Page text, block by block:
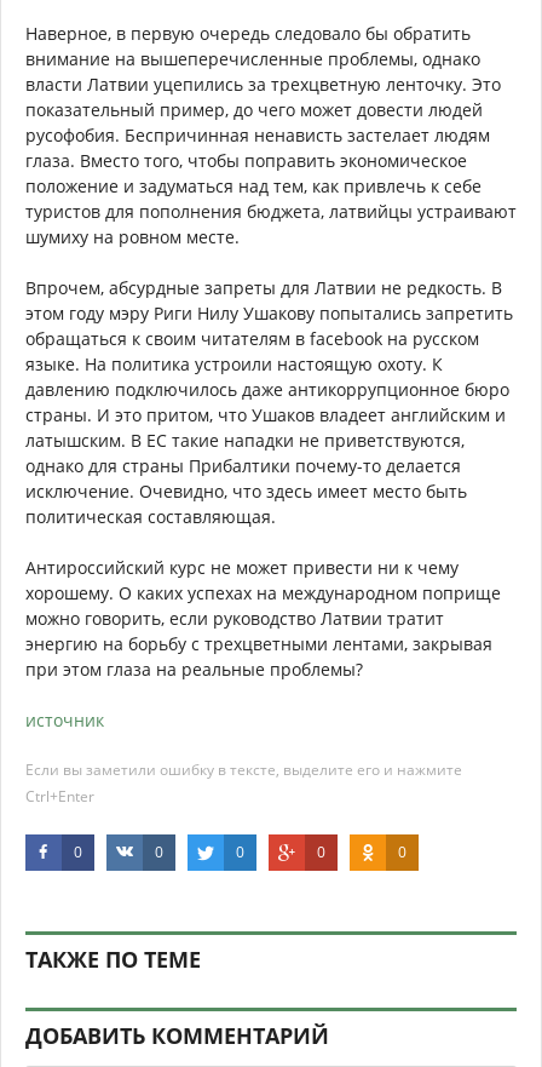
Наверное, в первую очередь следовало бы обратить
внимание на вышеперечисленные проблемы, однако
власти Латвии уцепились за трехцветную ленточку. Это
показательный пример, до чего может довести людей
русофобия. Беспричинная ненависть застелает людям
глаза. Вместо того, чтобы поправить экономическое
положение и задуматься над тем, как привлечь к себе
туристов для пополнения бюджета, латвийцы устраивают
шумиху на ровном месте.
Впрочем, абсурдные запреты для Латвии не редкость. В
этом году мэру Риги Нилу Ушакову попытались запретить
обращаться к своим читателям в facebook на русском
языке. На политика устроили настоящую охоту. К
давлению подключилось даже антикоррупционное бюро
страны. И это притом, что Ушаков владеет английским и
латышским. В ЕС такие нападки не приветствуются,
однако для страны Прибалтики почему-то делается
исключение. Очевидно, что здесь имеет место быть
политическая составляющая.
Антироссийский курс не может привести ни к чему
хорошему. О каких успехах на международном поприще
можно говорить, если руководство Латвии тратит
энергию на борьбу с трехцветными лентами, закрывая
при этом глаза на реальные проблемы?
источник
Если вы заметили ошибку в тексте, выделите его и нажмите
Ctrl+Enter
0 0 0 0 0
ТАКЖЕ ПО ТЕМЕ
ДОБАВИТЬ КОММЕНТАРИЙ